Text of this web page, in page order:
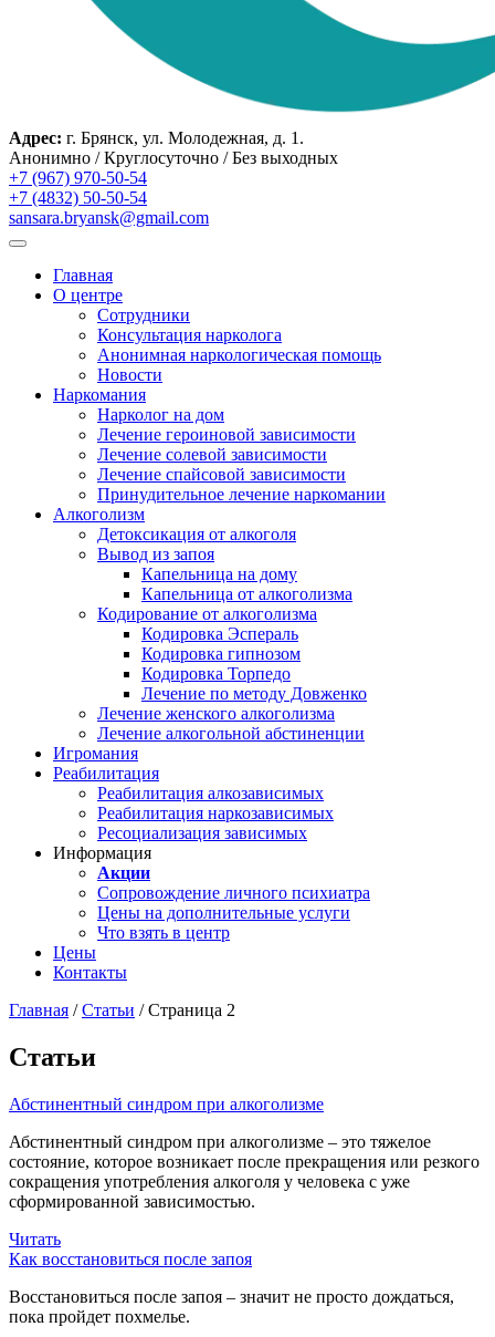
Адрес: г. Брянск, ул. Молодежная, д. 1.
Анонимно / Круглосуточно / Без выходных
+7 (967) 970-50-54
+7 (4832) 50-50-54
sansara.bryansk@gmail.com
Главная
О центре
Сотрудники
Консультация нарколога
Анонимная наркологическая помощь
Новости
Наркомания
Нарколог на дом
Лечение героиновой зависимости
Лечение солевой зависимости
Лечение спайсовой зависимости
Принудительное лечение наркомании
Алкоголизм
Детоксикация от алкоголя
Вывод из запоя
Капельница на дому
Капельница от алкоголизма
Кодирование от алкоголизма
Кодировка Эспераль
Кодировка гипнозом
Кодировка Торпедо
Лечение по методу Довженко
Лечение женского алкоголизма
Лечение алкогольной абстиненции
Игромания
Реабилитация
Реабилитация алкозависимых
Реабилитация наркозависимых
Ресоциализация зависимых
Информация
Акции
Сопровождение личного психиатра
Цены на дополнительные услуги
Что взять в центр
Цены
Контакты
Главная / Статьи / Страница 2
Статьи
Абстинентный синдром при алкоголизме
Абстинентный синдром при алкоголизме – это тяжелое
состояние, которое возникает после прекращения или резкого
сокращения употребления алкоголя у человека с уже
сформированной зависимостью.
Читать
Как восстановиться после запоя
Восстановиться после запоя – значит не просто дождаться,
пока пройдет похмелье.